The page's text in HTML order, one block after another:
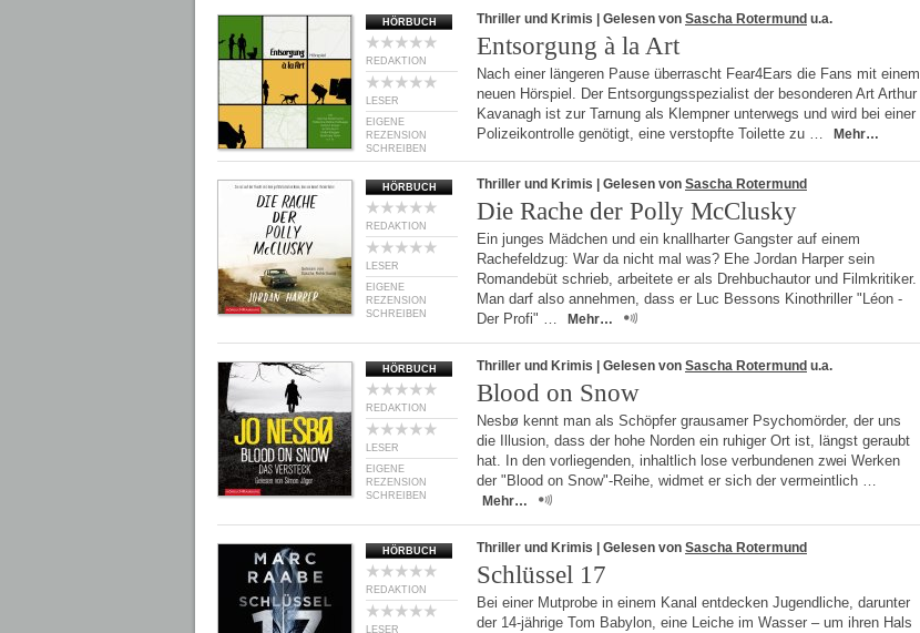
HÖRBUCH
REDAKTION
LESER
EIGENE
REZENSION
SCHREIBEN
Thriller und Krimis | Gelesen von Sascha Rotermund u.a.
Entsorgung à la Art
Nach einer längeren Pause überrascht Fear4Ears die Fans mit einem
neuen Hörspiel. Der Entsorgungsspezialist der besonderen Art Arthur
Kavanagh ist zur Tarnung als Klempner unterwegs und wird bei einer
Polizeikontrolle genötigt, eine verstopfte Toilette zu …
Mehr…
HÖRBUCH
REDAKTION
LESER
EIGENE
REZENSION
SCHREIBEN
Thriller und Krimis | Gelesen von Sascha Rotermund
Die Rache der Polly McClusky
Ein junges Mädchen und ein knallharter Gangster auf einem
Rachefeldzug: War da nicht mal was? Ehe Jordan Harper sein
Romandebüt schrieb, arbeitete er als Drehbuchautor und Filmkritiker.
Man darf also annehmen, dass er Luc Bessons Kinothriller "Léon -
Der Profi" …
Mehr…
HÖRBUCH
REDAKTION
LESER
EIGENE
REZENSION
SCHREIBEN
Thriller und Krimis | Gelesen von Sascha Rotermund u.a.
Blood on Snow
Nesbø kennt man als Schöpfer grausamer Psychomörder, der uns
die Illusion, dass der hohe Norden ein ruhiger Ort ist, längst geraubt
hat. In den vorliegenden, inhaltlich lose verbundenen zwei Werken
der "Blood on Snow"-Reihe, widmet er sich der vermeintlich …
Mehr…
HÖRBUCH
REDAKTION
LESER
Thriller und Krimis | Gelesen von Sascha Rotermund
Schlüssel 17
Bei einer Mutprobe in einem Kanal entdecken Jugendliche, darunter
der 14-jährige Tom Babylon, eine Leiche im Wasser – um ihren Hals